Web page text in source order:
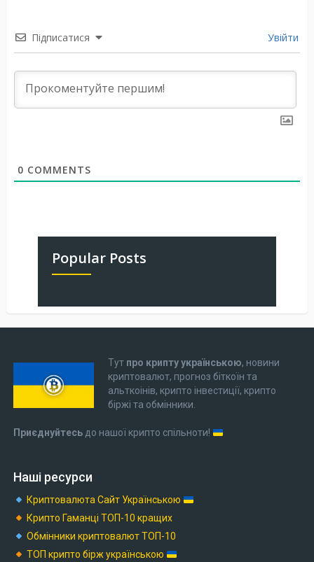
Підписатися Увійти
0 COMMENTS
Popular Posts
Тут про крипту українською, новини
криптовалют, прогноз біткоїн та
альткоінів, крипто інвестиції, крипто
біржі та обмінники.
Приєднуйтесьдо нашої крипто спільноти!
Наші ресурси
Криптовалюта Cайт Українською
Крипто Гаманці ТОП-10 кращих
Обмінники криптовалют ТОП-10
ТОП крипто бірж українською